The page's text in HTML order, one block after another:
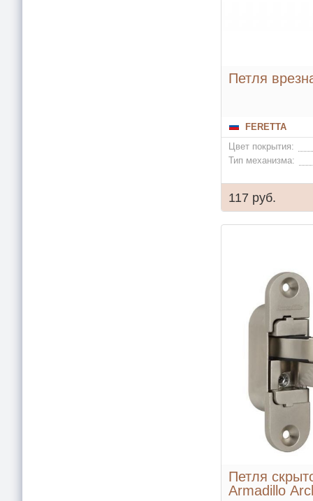
Петля
FERETTA
Цвет покрытия:
Тип механизма:
117 руб.
Петля
Armadillo